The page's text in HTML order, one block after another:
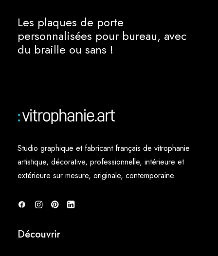
Les plaques de porte
personnalisées pour bureau, avec
du braille ou sans !
Studio graphique et fabricant français de vitrophanie
artistique, décorative, professionnelle, intérieure et
extérieure sur mesure, originale, contemporaine.
Découvrir